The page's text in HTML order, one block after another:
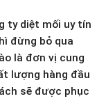
ty diệt mối uy tín
đừng bỏ qua
là đơn vị cung
lượng hàng đầu
sẽ được phục